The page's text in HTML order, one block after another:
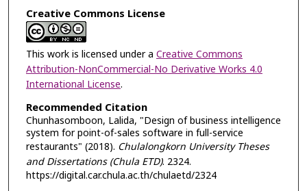
Creative Commons License
This work is licensed under a Creative Commons
Attribution-NonCommercial-No Derivative Works 4.0
International License.
Recommended Citation
Chunhasomboon, Lalida, "Design of business intelligence
system for point-of-sales software in full-service
restaurants" (2018). Chulalongkorn University Theses
and Dissertations (Chula ETD). 2324.
https://digital.car.chula.ac.th/chulaetd/2324